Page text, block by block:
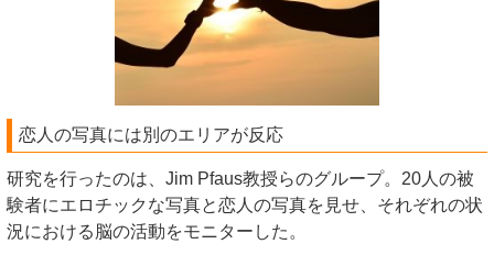
恋人の写真には別のエリアが反応
研究を行ったのは、Jim Pfaus教授らのグループ。20人の被
験者にエロチックな写真と恋人の写真を見せ、それぞれの状
況における脳の活動をモニターした。